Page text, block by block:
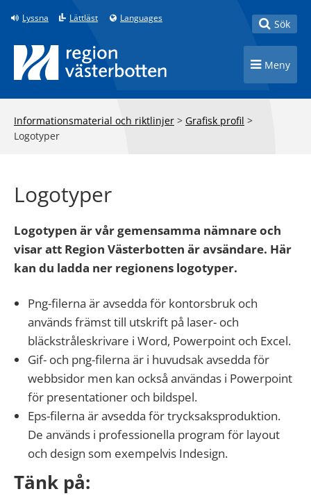
Till innehåll på sidan
Lyssna Lättläst Languages Toggle
Sök
Toggle
Meny
Informationsmaterial och riktlinjer > Grafisk profil >
Logotyper
Logotyper
Logotypen är vår gemensamma nämnare och
visar att Region Västerbotten är avsändare. Här
kan du ladda ner regionens logotyper.
Png-filerna är avsedda för kontorsbruk och
används främst till utskrift på laser- och
bläckstråleskrivare i Word, Powerpoint och Excel.
Gif- och png-filerna är i huvudsak avsedda för
webbsidor men kan också användas i Powerpoint
för presentationer och bildspel.
Eps-filerna är avsedda för trycksaksproduktion.
De används i professionella program för layout
och design som exempelvis Indesign.
Tänk på: